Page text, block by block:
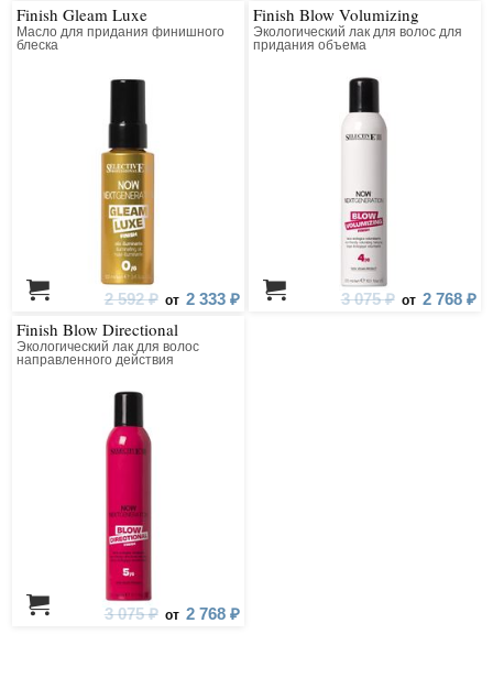
Finish Gleam Luxe
Масло для придания финишного
блеска
2 592 ₽ от 2 333 ₽
Finish Blow Volumizing
Экологический лак для волос для
придания объема
3 075 ₽ от 2 768 ₽
Finish Blow Directional
Экологический лак для волос
направленного действия
3 075 ₽ от 2 768 ₽